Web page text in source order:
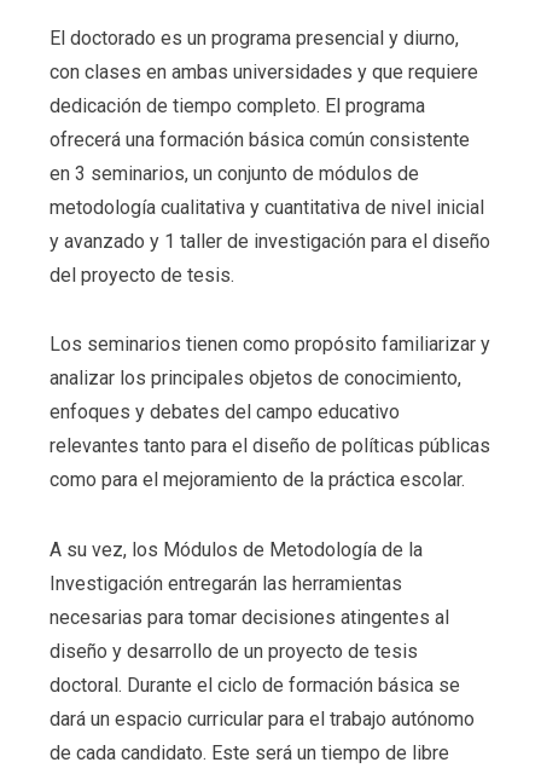
El doctorado es un programa presencial y diurno,
con clases en ambas universidades y que requiere
dedicación de tiempo completo. El programa
ofrecerá una formación básica común consistente
en 3 seminarios, un conjunto de módulos de
metodología cualitativa y cuantitativa de nivel inicial
y avanzado y 1 taller de investigación para el diseño
del proyecto de tesis.
Los seminarios tienen como propósito familiarizar y
analizar los principales objetos de conocimiento,
enfoques y debates del campo educativo
relevantes tanto para el diseño de políticas públicas
como para el mejoramiento de la práctica escolar.
A su vez, los Módulos de Metodología de la
Investigación entregarán las herramientas
necesarias para tomar decisiones atingentes al
diseño y desarrollo de un proyecto de tesis
doctoral. Durante el ciclo de formación básica se
dará un espacio curricular para el trabajo autónomo
de cada candidato. Este será un tiempo de libre